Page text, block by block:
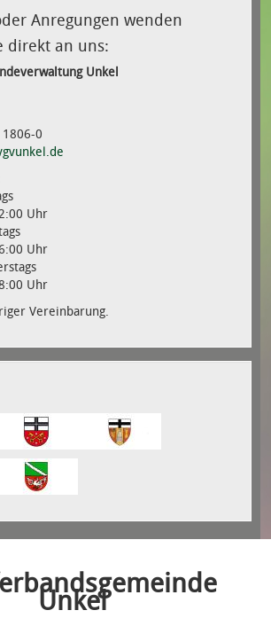
Anregungen wenden
direkt an uns:
Unkel
0
Uhr
Uhr
Uhr
Vereinbarung.
Unkel